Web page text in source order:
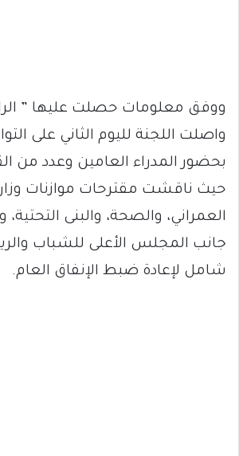
ووفق معلومات حصلت عليها ”
واصلت اللجنة لليوم الثاني على
بحضور المدراء العامين وعدد من
حيث ناقشت مقترحات موازنات
العمراني، والصحة، والبنى التحتية،
جانب المجلس الأعلى للشباب
شامل لإعادة ضبط الإنفاق العام.